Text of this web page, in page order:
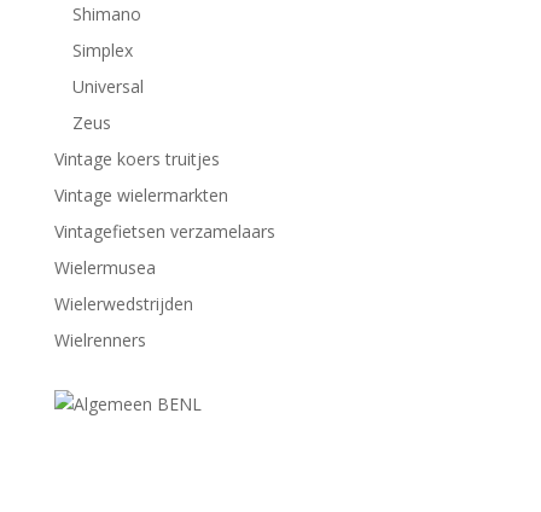
Shimano
Simplex
Universal
Zeus
Vintage koers truitjes
Vintage wielermarkten
Vintagefietsen verzamelaars
Wielermusea
Wielerwedstrijden
Wielrenners